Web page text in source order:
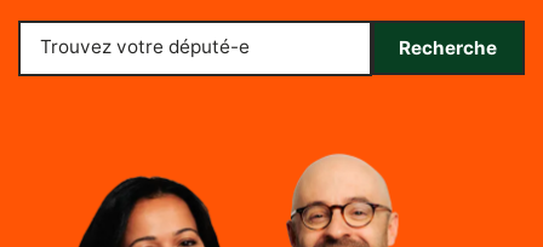
Trouvez votre député-e Recherche